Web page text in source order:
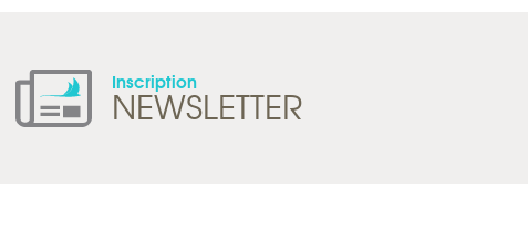
Inscription
NEWSLETTER